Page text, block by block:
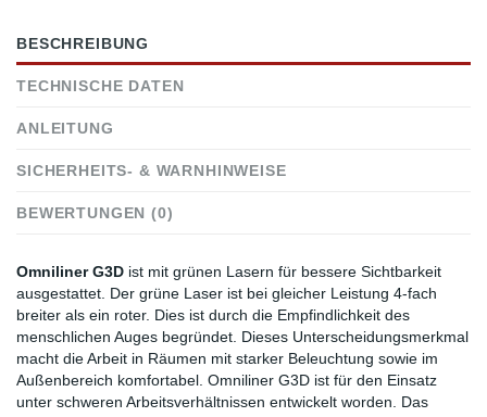
BESCHREIBUNG
TECHNISCHE DATEN
ANLEITUNG
SICHERHEITS- & WARNHINWEISE
BEWERTUNGEN (0)
Omniliner G3D ist mit grünen Lasern für bessere Sichtbarkeit
ausgestattet. Der grüne Laser ist bei gleicher Leistung 4-fach
breiter als ein roter. Dies ist durch die Empfindlichkeit des
menschlichen Auges begründet. Dieses Unterscheidungsmerkmal
macht die Arbeit in Räumen mit starker Beleuchtung sowie im
Außenbereich komfortabel. Omniliner G3D ist für den Einsatz
unter schweren Arbeitsverhältnissen entwickelt worden. Das